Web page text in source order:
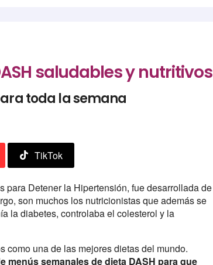
saludables y nutritivos
toda la semana
TikTok
para Detener la Hipertensión, fue desarrollada de
son muchos los nutricionistas que además se
la diabetes, controlaba el colesterol y la
como una de las mejores dietas del mundo.
menús semanales de dieta DASH para que